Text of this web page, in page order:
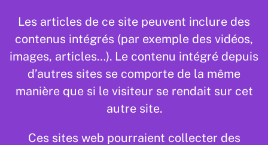
Les articles de ce site peuvent inclure des
contenus intégrés (par exemple des vidéos,
images, articles…). Le contenu intégré depuis
d’autres sites se comporte de la même
manière que si le visiteur se rendait sur cet
autre site.
Ces sites web pourraient collecter des